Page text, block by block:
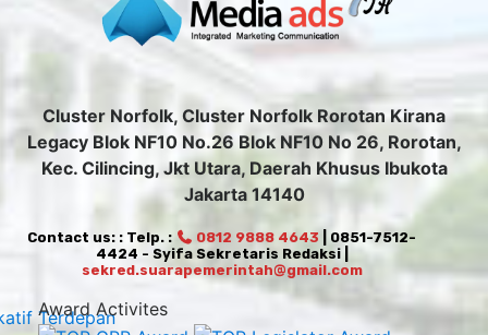
Cluster Norfolk, Cluster Norfolk Rorotan Kirana
Legacy Blok NF10 No.26 Blok NF10 No 26, Rorotan,
Kec. Cilincing, Jkt Utara, Daerah Khusus Ibukota
Jakarta 14140
Contact us: : Telp. : 0812 9888 4643 | 0851-7512-
4424 - Syifa Sekretaris Redaksi |
sekred.suarapemerintah@gmail.com
Award Activites